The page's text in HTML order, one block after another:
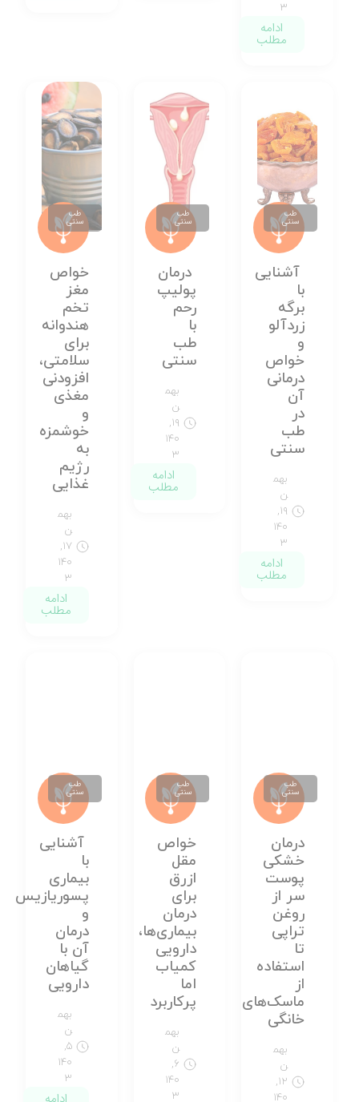
۳
ادامه
مطلب
طب
سنتی
آشنایی
با
برگه
زردآلو
و
خواص
درمانی
آن
در
طب
سنتی
بهم
ن
۱۹,
۱۴۰
۳
ادامه
مطلب
طب
سنتی
درمان
پولیپ
رحم
با
طب
سنتی
بهم
ن
۱۹,
۱۴۰
۳
ادامه
مطلب
طب
سنتی
خواص
مغز
تخم
هندوانه
برای
سلامتی،
افزودنی
مغذی
و
خوشمزه
به
رژیم
غذایی
بهم
ن
۱۷,
۱۴۰
۳
ادامه
مطلب
طب
سنتی
درمان
خشکی
پوست
سر از
روغن
تراپی
تا
استفاده
از
ماسک‌های
خانگی
بهم
ن
۱۲,
۱۴۰
طب
سنتی
خواص
مقل
ازرق
برای
درمان
بیماری‌ها،
دارویی
کمیاب
اما
پرکاربرد
بهم
ن
۶,
۱۴۰
۳
طب
سنتی
آشنایی
با
بیماری
پسوریازیس
و
درمان
آن با
گیاهان
دارویی
بهم
ن
۵,
۱۴۰
۳